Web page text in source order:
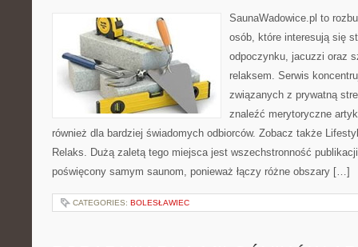
SaunaWadowice.pl to
osób, które interesują się
odpoczynku, jacuzzi oraz
relaksem. Serwis
związanych z prywatną
znaleźć merytoryczne
również dla bardziej świadomych odbiorców. Zobacz także
Relaks. Dużą zaletą tego miejsca jest wszechstronność
poświęcony samym saunom, ponieważ łączy różne obszary […]
CATEGORIES: BOLESŁAWIEC